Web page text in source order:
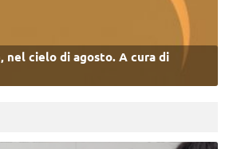
nel cielo di agosto. A cura di